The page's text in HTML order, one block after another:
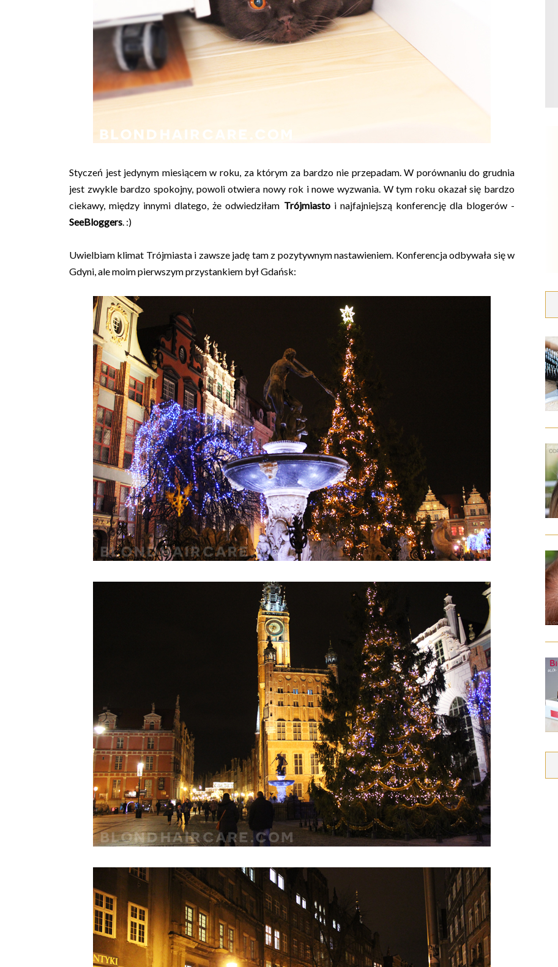
Styczeń jest jedynym miesiącem w roku, za którym za bardzo nie przepadam. W porównaniu do grudnia
jest zwykle bardzo spokojny, powoli otwiera nowy rok i nowe wyzwania. W tym roku okazał się bardzo
ciekawy, między innymi dlatego, że odwiedziłam Trójmiastoi najfajniejszą konferencję dla blogerów -
SeeBloggers. :)
Uwielbiam klimat Trójmiasta i zawsze jadę tam z pozytywnym nastawieniem. Konferencja odbywała się w
Gdyni, ale moim pierwszym przystankiem był Gdańsk: